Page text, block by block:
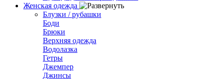
Женская одежда
Блузки / рубашки
Боди
Брюки
Верхняя одежда
Водолазка
Гетры
Джемпер
Джинсы